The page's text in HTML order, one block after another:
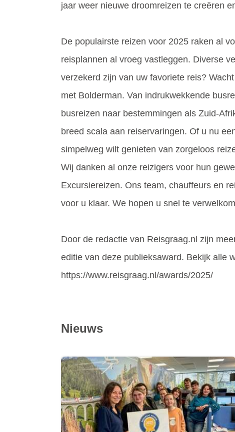
jaar weer nieuwe droomreizen te creëren
De populairste reizen voor 2025 raken al
reisplannen al vroeg vastleggen. Diverse
verzekerd zijn van uw favoriete reis?
met Bolderman. Van indrukwekkende
busreizen naar bestemmingen als Zuid-
breed scala aan reiservaringen. Of u nu
simpelweg wilt genieten van zorgeloos
Wij danken al onze reizigers voor hun
Excursiereizen. Ons team, chauffeurs en
voor u klaar. We hopen u snel te
Door de redactie van Reisgraag.nl zijn
editie van deze publieksaward. Bekijk alle
https://www.reisgraag.nl/awards/2025/
Nieuws